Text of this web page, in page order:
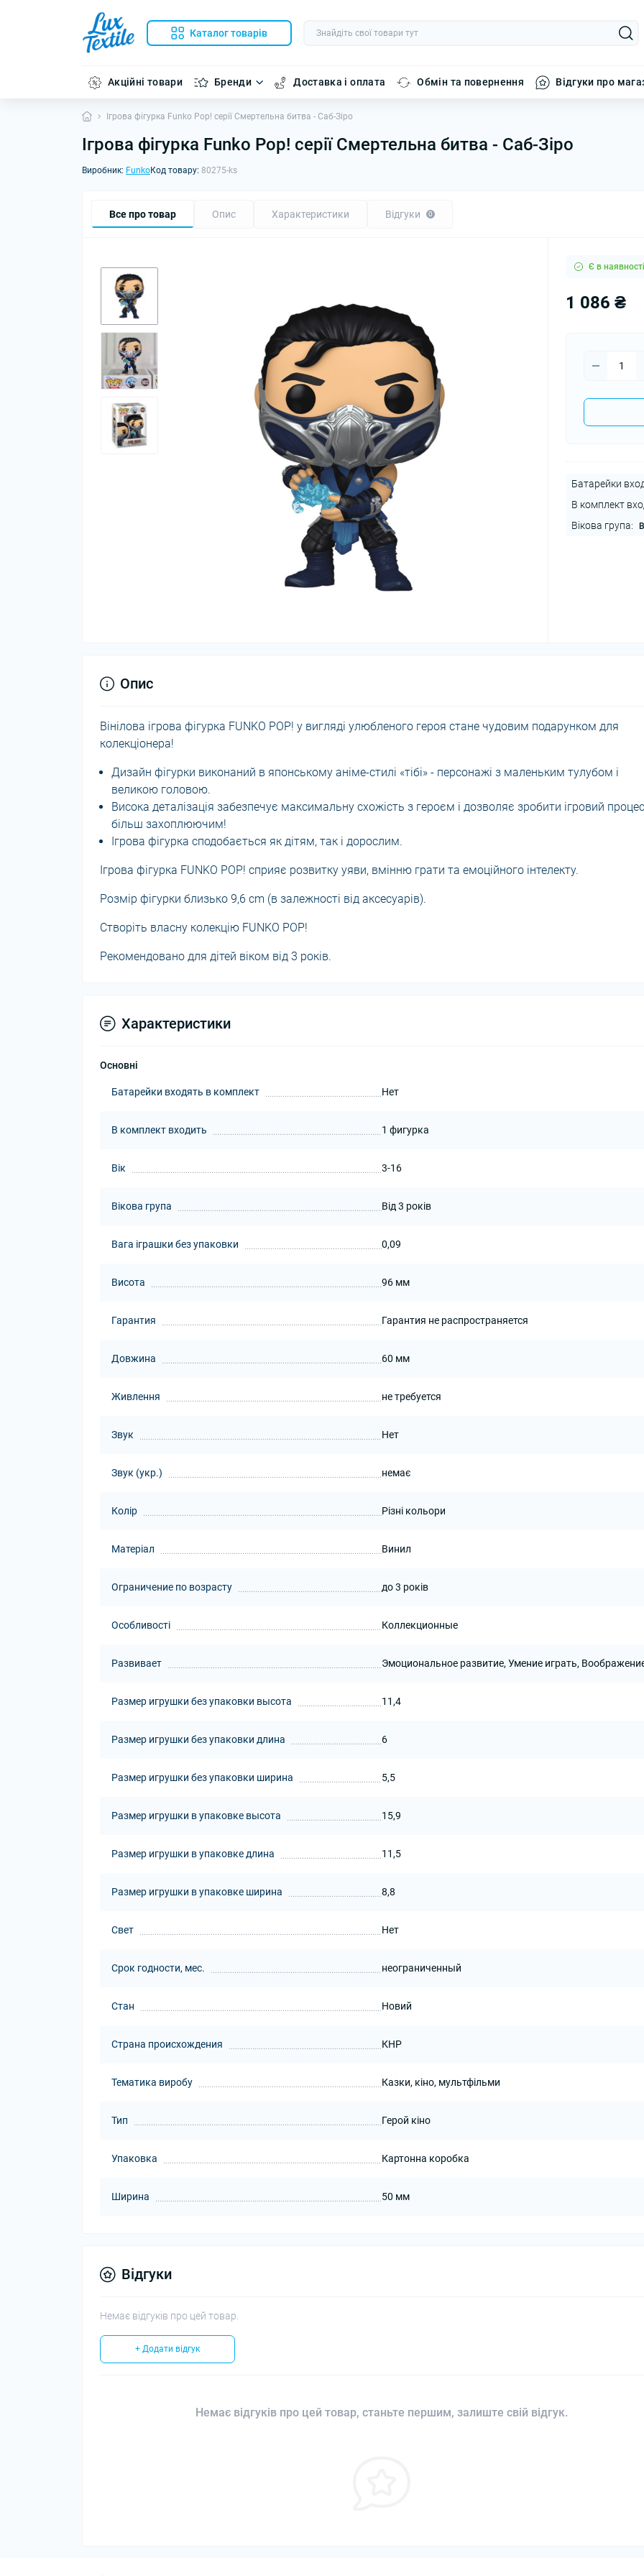
Каталог товарів
Акційні товари Бренди Доставка і оплата Обмін та повернення Відгуки про
Ігрова фігурка Funko Pop! серії Смертельна битва - Саб-Зіро
Ігрова фігурка Funko Pop! серії Смертельна битва - Саб-Зіро
Виробник: FunkoКод товару: 80275-ks
Все про товар Опис Характеристики Відгуки 0
Є в наявності
1 086 ₴
Батарейки
В комплект
Вікова група:
Опис
Вінілова ігрова фігурка FUNKO POP! у вигляді улюбленого героя стане чудовим подарунком для
колекціонера!
Дизайн фігурки виконаний в японському аніме-стилі «тібі» - персонажі з маленьким тулубом і
великою головою.
Висока деталізація забезпечує максимальну схожість з героєм і дозволяє зробити ігровий процес
більш захоплюючим!
Ігрова фігурка сподобається як дітям, так і дорослим.
Ігрова фігурка FUNKO POP! сприяє розвитку уяви, вмінню грати та емоційного інтелекту.
Розмір фігурки близько 9,6 cm (в залежності від аксесуарів).
Створіть власну колекцію FUNKO POP!
Рекомендовано для дітей віком від 3 років.
Характеристики
Основні
Батарейки входять в комплект Нет
В комплект входить 1 фигурка
Вік 3-16
Вікова група Від 3 років
Вага іграшки без упаковки 0,09
Висота 96 мм
Гарантия Гарантия не распространяется
Довжина 60 мм
Живлення не требуется
Звук Нет
Звук (укр.) немає
Колір Різні кольори
Матеріал Винил
Ограничение по возрасту до 3 років
Особливості Коллекционные
Развивает Эмоциональное развитие, Умение играть,
Размер игрушки без упаковки высота 11,4
Размер игрушки без упаковки длина 6
Размер игрушки без упаковки ширина 5,5
Размер игрушки в упаковке высота 15,9
Размер игрушки в упаковке длина 11,5
Размер игрушки в упаковке ширина 8,8
Свет Нет
Срок годности, мес. неограниченный
Стан Новий
Страна происхождения КНР
Тематика виробу Казки, кіно, мультфільми
Тип Герой кіно
Упаковка Картонна коробка
Ширина 50 мм
Відгуки
Немає відгуків про цей товар.
+ Додати відгук
Немає відгуків про цей товар, станьте першим, залиште свій відгук.